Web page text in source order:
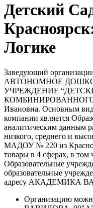
Детский
Логике
Заведующий
АВТОНОМНОЕ
УЧРЕЖДЕНИЕ
КОМБИНИРОВАННОГО
Ивановна. Основным
компании является
аналитическим данным
низкого, среднего и
МАДОУ № 220 из
товары в 4 сферах, в том
Образовательные
образовательные
адресу АКАДЕМИКА
Организацию